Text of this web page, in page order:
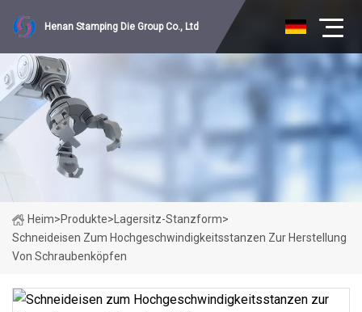
Henan Stamping Die Group Co., Ltd
Heim>Produkte> Lagersitz-Stanzform>
Schneideisen Zum Hochgeschwindigkeitsstanzen Zur Herstellung
Von Schraubenköpfen